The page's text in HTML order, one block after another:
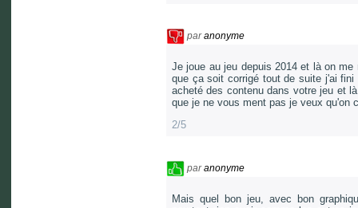
paranonyme
Je joue au jeu depuis 2014 et là on
que ça soit corrigé tout de suite j'ai
acheté des contenu dans votre jeu et
que je ne vous ment pas je veux qu'on
2/5
paranonyme
Mais quel bon jeu, avec bon